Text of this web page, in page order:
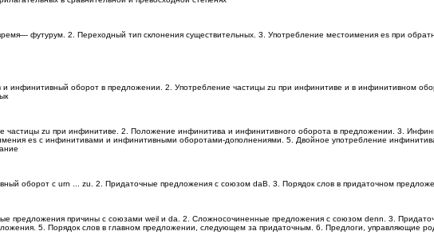
футурум. 2. Переходный тип склонения существительных. 3. Употребление местоимения es при
и инфинитивный оборот в предложении. 2. Употребление частицы zu при инфинитиве и в инфинитивном
частицы zu при инфинитиве. 2. Положение инфинитива и инфинитивного оборота в предложении. 3.
es с инфинитивами и инфинитивными оборотами-дополнениями. 5. Двойное употребление
оборот с urn ... zu. 2. Придаточные предложения с союзом daB. 3. Порядок слов в придаточном
предложения причины с союзами weil и da. 2. Сложносочиненные предложения с союзом denn. 3.
5. Порядок слов в главном предложении, следующем за придаточным. 6. Предлоги, управляющие